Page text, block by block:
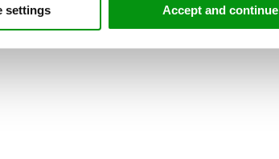
settings Accept and continue